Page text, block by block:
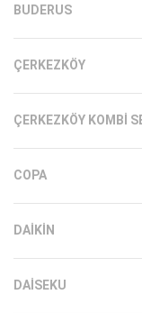
BUDERUS
ÇERKEZKÖY
ÇERKEZKÖY KOMBI
COPA
DAIKIN
DAISEKU